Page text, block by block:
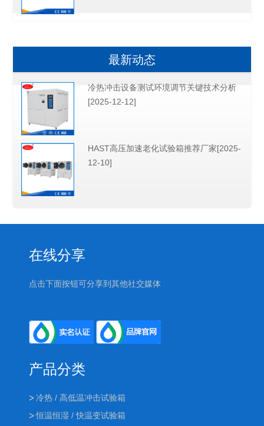
最新动态
冷热冲击设备测试环境调节关键技术分析
[2025-12-12]
HAST高压加速老化试验箱推荐厂家[2025-
12-10]
在线分享
点击下面按钮可分享到其他社交媒体
产品分类
冷热 / 高低温冲击试验箱
恒温恒湿 / 快温变试验箱